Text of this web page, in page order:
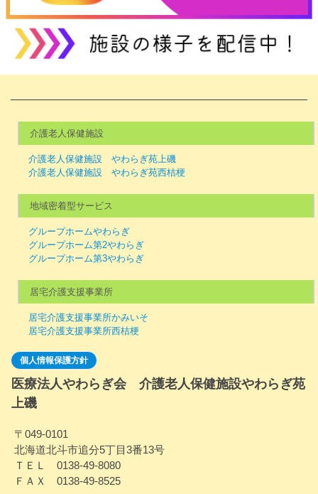
介護老人保健施設
介護老人保健施設 やわらぎ苑上磯
介護老人保健施設 やわらぎ苑西桔梗
地域密着型サービス
グループホームやわらぎ
グループホーム第2やわらぎ
グループホーム第3やわらぎ
居宅介護支援事業所
居宅介護支援事業所かみいそ
居宅介護支援事業所西桔梗
個人情報保護方針
医療法人やわらぎ会 介護老人保健施設やわらぎ苑
上磯
〒049-0101
北海道北斗市追分5丁目3番13号
ＴＥＬ 0138-49-8080
ＦＡＸ 0138-49-8525